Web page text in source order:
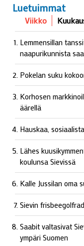
Luetuimmat
Viikko
Lemmensillan
naapurikunnista
Pokelan suku
Korhosen
äärellä
Hauskaa,
Lähes
koulunsa Sievissä
Kalle Jussilan oma
Sievin
Saabit valtasivat
ympäri Suomen